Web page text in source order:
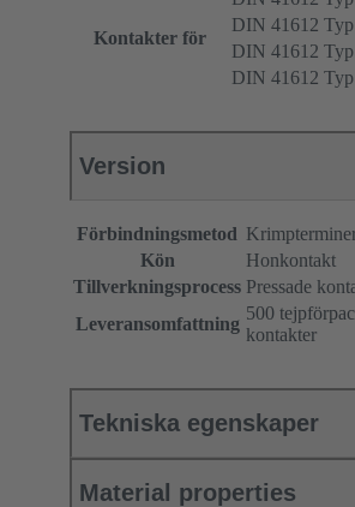
Kontakter för
DIN 41612
DIN 41612
DIN 41612
Version
Förbindningsmetod
Kön
Honkontakt
Tillverkningsprocess Pressade
Leveransomfattning
500
kontakter
Tekniska egenskaper
Material properties